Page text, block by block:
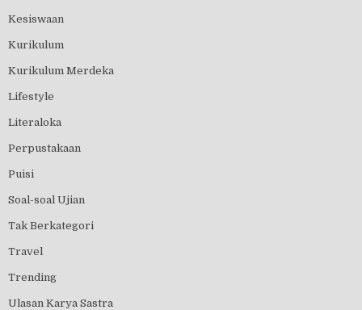
Kesiswaan
Kurikulum
Kurikulum Merdeka
Lifestyle
Literaloka
Perpustakaan
Puisi
Soal-soal Ujian
Tak Berkategori
Travel
Trending
Ulasan Karya Sastra